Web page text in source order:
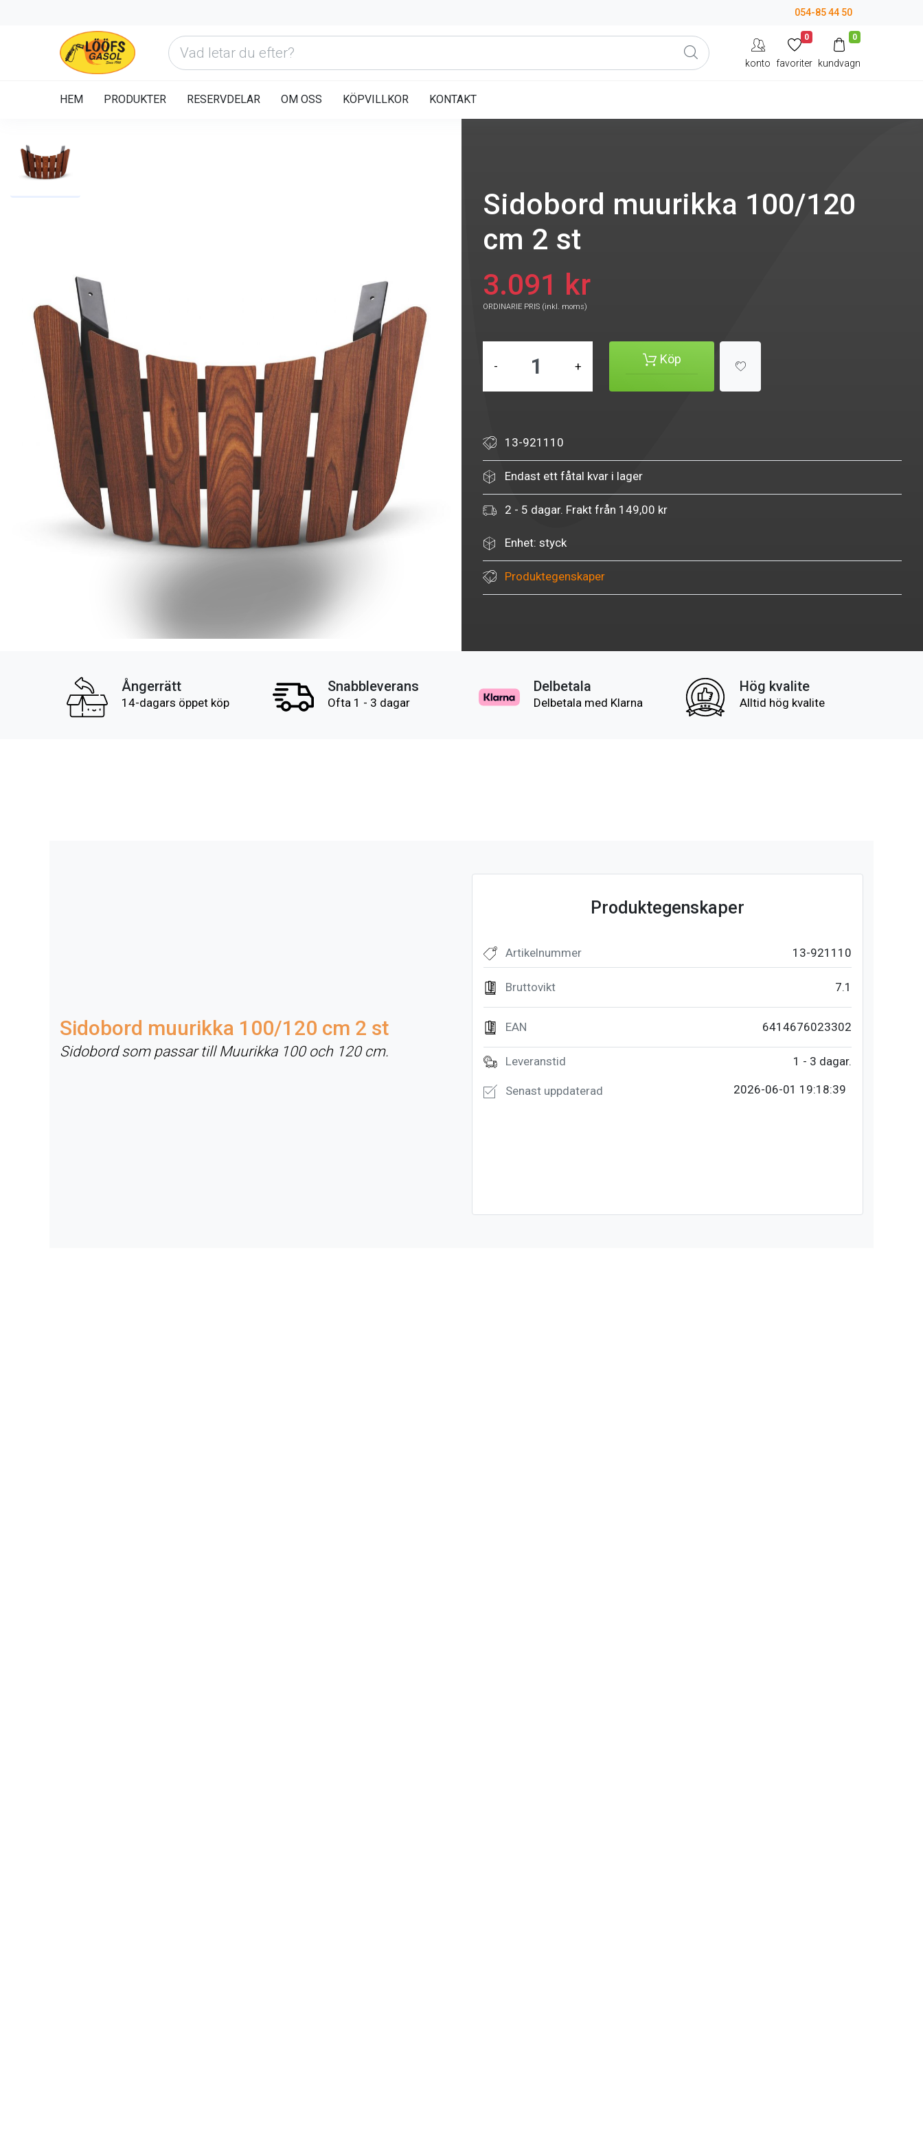
054-85 44 50
konto
0
favoriter
0
kundvagn
HEM PRODUKTER RESERVDELAR OM OSS KÖPVILLKOR KONTAKT
Sidobord muurikka 100/120
cm 2 st
3.091 kr
ORDINARIE PRIS (inkl. moms)
- + Köp
13-921110
Endast ett fåtal kvar i lager
2 - 5 dagar. Frakt från 149,00 kr
Enhet: styck
Produktegenskaper
Ångerrätt
14-dagars öppet köp
Snabbleverans
Ofta 1 - 3 dagar
Delbetala
Delbetala med Klarna
Hög kvalite
Alltid hög kvalite
Sidobord muurikka 100/120 cm 2 st
Sidobord som passar till Muurikka 100 och 120 cm.
Produktegenskaper
13-921110
Artikelnummer
7.1
Bruttovikt
6414676023302
EAN
1 - 3 dagar.
Leveranstid
2026-06-01 19:18:39
Senast uppdaterad